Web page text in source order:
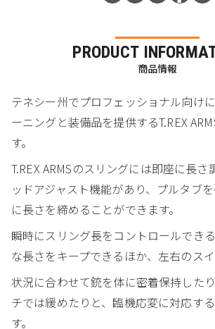
PRODUCT
商品情報
テネシー州でプロフェッショナル向け
ーニングと装備品を提供するT.REX
す。
T.REX ARMSのスリングには即座に長
ッドアジャスト機能があり、プルタブ
に長さを締めることができます。
瞬時にスリング長をコントロールでき
な長さをキープできるほか、左右のスイ
状況に合わせて銃を体に密着保持した
チでは緩めたりと、臨機応変に対応す
す。